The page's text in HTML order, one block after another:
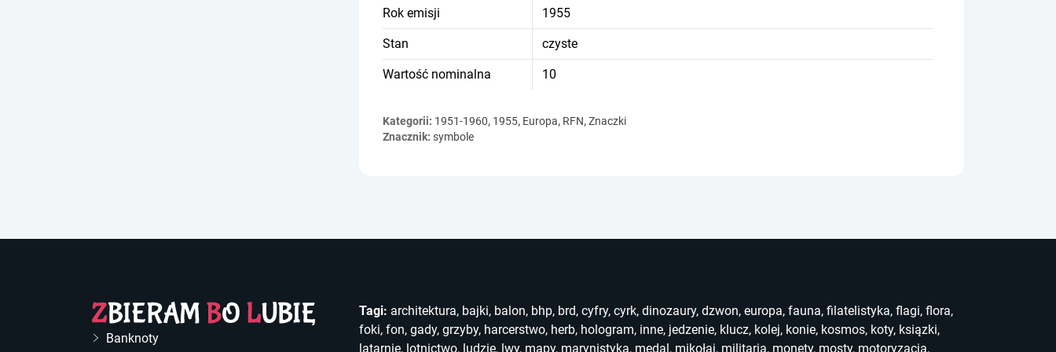
Rok emisji 1955
Stan czyste
Wartość nominalna 10
Kategorii: 1951-1960, 1955, Europa, RFN,Znaczki
Znacznik: symbole
Banknoty
Tagi: architektura, bajki, balon, bhp, brd, cyfry, cyrk, dinozaury, dzwon, europa, fauna, filatelistyka, flagi, flora,
foki, fon, gady, grzyby, harcerstwo, herb, hologram, inne, jedzenie, klucz, kolej, konie, kosmos, koty, ksiązki,
latarnie, lotnictwo, ludzie, lwy, mapy, marynistyka, medal , mikołaj, militaria, monety, mosty, motoryzacja,